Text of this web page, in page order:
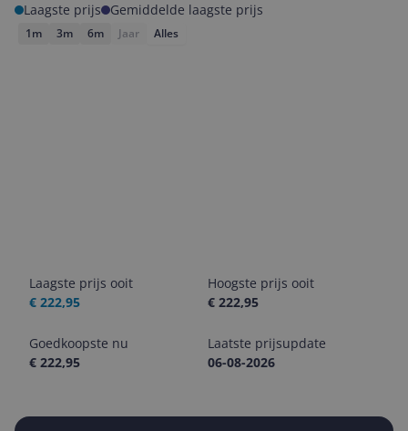
Laagste prijs
Gemiddelde laagste prijs
1m 3m 6m Jaar Alles
Laagste prijs ooit
€ 222,95
Hoogste prijs ooit
€ 222,95
Goedkoopste nu
€ 222,95
Laatste prijsupdate
06-08-2026